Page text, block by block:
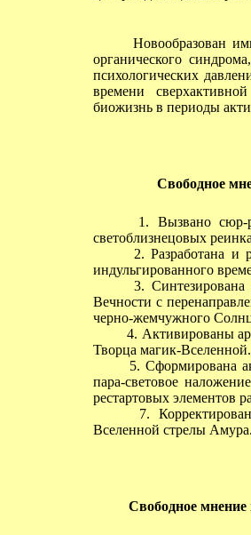
Новообразован
органического
психологических
времени
биожизнь в периоды
Свободное
1. Вызвано сюр-
светоблизнецовых
2. Разработана и
индульгированного
3. Синтезирована
Вечности с
черно-жемчужного
4. Активированы
Творца магик-Вселенной.
5. Сформирована
пара-световое
рестартовых элементов
7.
Вселенной стрелы Амура.
Свободное мнение